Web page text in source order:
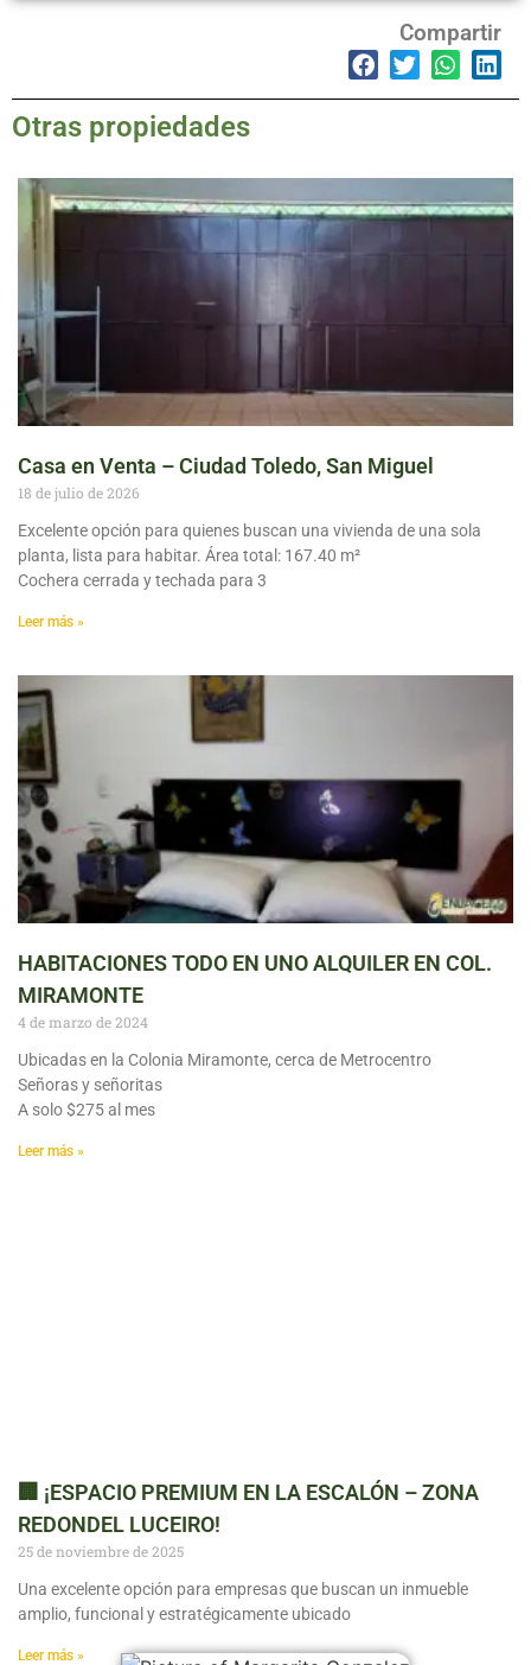
Compartir
Otras propiedades
Casa en Venta – Ciudad Toledo, San Miguel
18 de julio de 2026
Excelente opción para quienes buscan una vivienda de una sola
planta, lista para habitar. Área total: 167.40 m²
Cochera cerrada y techada para 3
Leer más »
HABITACIONES TODO EN UNO ALQUILER EN COL.
MIRAMONTE
4 de marzo de 2024
Ubicadas en la Colonia Miramonte, cerca de Metrocentro
Señoras y señoritas
A solo $275 al mes
Leer más »
🏢 ¡ESPACIO PREMIUM EN LA ESCALÓN – ZONA
REDONDEL LUCEIRO!
25 de noviembre de 2025
Una excelente opción para empresas que buscan un inmueble
amplio, funcional y estratégicamente ubicado
Leer más »